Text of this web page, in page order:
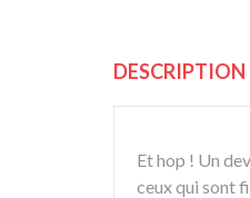
DESCRIPTION
Et hop ! Un
ceux qui sont